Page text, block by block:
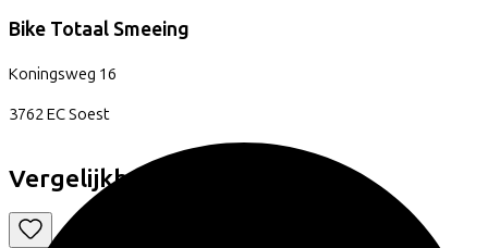
Bike Totaal Smeeing
Koningsweg 16
3762 ECSoest
Vergelijkbare fietsen